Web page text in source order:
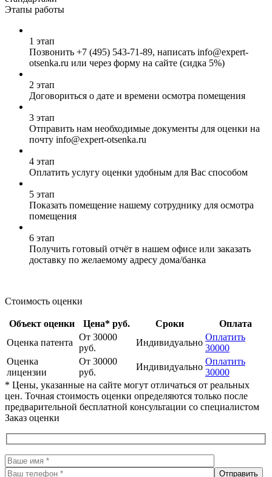
Этапы работы
1 этап
Позвонить +7 (495) 543-71-89, написать info@expert-
otsenka.ru или через форму на сайте (сидка 5%)
2 этап
Договориться о дате и времени осмотра помещения
3 этап
Отправить нам необходимые документы для оценки на
почту info@expert-otsenka.ru
4 этап
Оплатить услугу оценки удобным для Вас способом
5 этап
Показать помещение нашему сотруднику для осмотра
помещения
6 этап
Получить готовый отчёт в нашем офисе или заказать
доставку по желаемому адресу дома/банка
Стоимость оценки
Объект оценки Цена* руб. Сроки
Оплата
Оценка патента
От 30000
руб.
Индивидуально
Оплатить
30000
Оценка
лицензии
От 30000
руб.
Индивидуально
Оплатить
30000
* Цены, указанные на сайте могут отличаться от реальных
цен. Точная стоимость оценки определяются только после
предварительной бесплатной консультации со специалистом
Заказ оценки